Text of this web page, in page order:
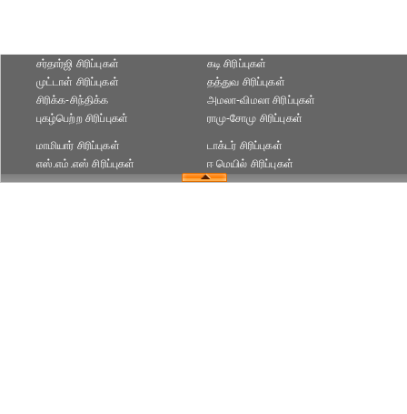
சர்தார்ஜி சிரிப்புகள்
முட்டாள் சிரிப்புகள்
கடி சிரிப்புகள்
தத்துவ சிரிப்புகள்
சிரிக்க-சிந்திக்க
புகழ்பெற்ற சிரிப்புகள்
அமலா-விமலா சிரிப்புகள்
ராமு-சோமு சிரிப்புகள்
மாமியார் சிரிப்புகள்
எஸ்.எம்.எஸ் சிரிப்புகள்
டாக்டர் சிரிப்புகள்
ஈ மெயில் சிரிப்புகள்